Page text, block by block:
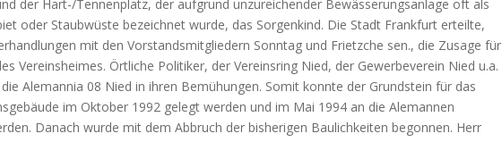
der Hart-/Tennenplatz, der aufgrund unzureichender Bewässerungsanlage oft als
oder Staubwüste bezeichnet wurde, das Sorgenkind. Die Stadt Frankfurt erteilte,
mit den Vorstandsmitgliedern Sonntag und Frietzche sen., die Zusage für
Vereinsheimes. Örtliche Politiker, der Vereinsring Nied, der Gewerbeverein Nied u.a.
Alemannia 08 Nied in ihren Bemühungen. Somit konnte der Grundstein für das
im Oktober 1992 gelegt werden und im Mai 1994 an die Alemannen
Danach wurde mit dem Abbruch der bisherigen Baulichkeiten begonnen. Herr